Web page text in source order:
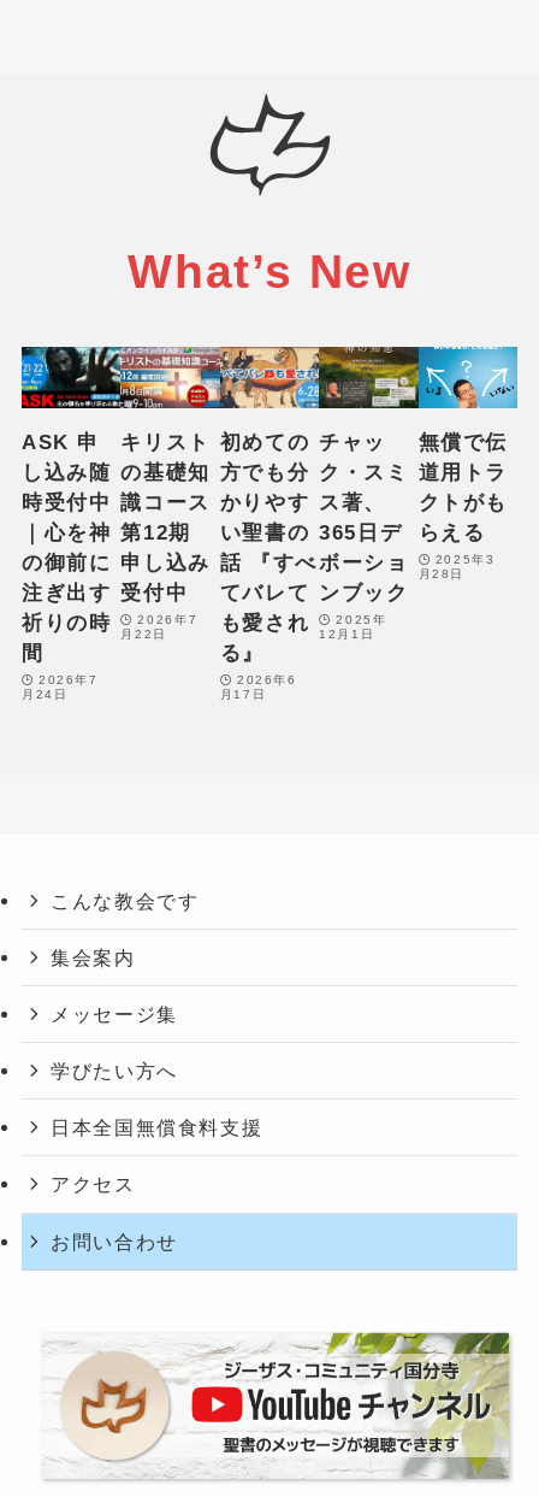
What’s New
ASK 申
し込み随
時受付中
｜心を神
の御前に
注ぎ出す
祈りの時
間
2026年7
月24日
キリスト
の基礎知
識コース
第12期
申し込み
受付中
2026年7
月22日
初めての
方でも分
かりやす
い聖書の
話 『すべ
てバレて
も愛され
る』
2026年6
月17日
チャッ
ク・スミ
ス著、
365日デ
ボーショ
ンブック
2025年
12月1日
無償で伝
道用トラ
クトがも
らえる
2025年3
月28日
こんな教会です
集会案内
メッセージ集
学びたい方へ
日本全国無償食料支援
アクセス
お問い合わせ